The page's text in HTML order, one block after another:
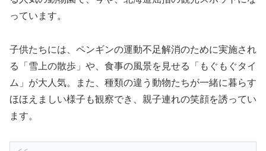
っています。
子供たちには、ペンギンの運動不足解消のために実施され
る「雪上の散歩」や、食事の風景を見せる「もぐもぐタイ
ム」が大人気。また、種類の違う動物たちが一緒に暮らす
ほほえましい様子も観察でき、親子連れの笑顔を誘ってい
ます。